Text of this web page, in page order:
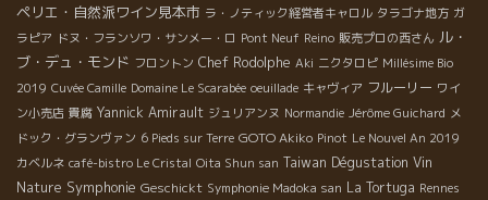
ペリエ・自然派ワイン見本市 ラ・ノティック経営者キャロル タラゴナ地方 ガ
ラピア ドヌ・フランソワ・サンメー・ロ Pont Neuf Reino 販売プロの西さん ル・
ブ・デュ・モンド フロントン Chef Rodolphe Aki ニクタロピ Millésime Bio
2019 Cuvée Camille Domaine Le Scarabée oeuillade キャヴィア フルーリー ワイ
ン小売店 貴腐 Yannick Amirault ジュリアンヌ Normandie Jérôme Guichard メ
ドック・グランヴァン 6 Pieds sur Terre GOTO Akiko Pinot Le Nouvel An 2019
カベルネ café-bistro Le Cristal Oita Shun san Taiwan Dégustation Vin
Nature Symphonie Geschickt Symphonie Madoka san La Tortuga Rennes